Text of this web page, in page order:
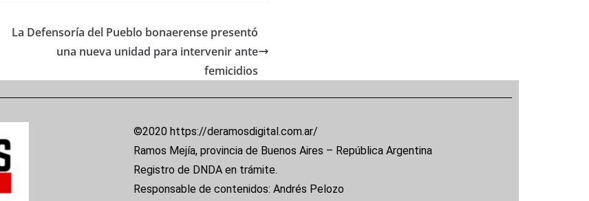
La Defensoría del Pueblo bonaerense presentó
una nueva unidad para intervenir ante
femicidios
©2020 https://deramosdigital.com.ar/
Ramos Mejía, provincia de Buenos Aires – República Argentina
Registro de DNDA en trámite.
Responsable de contenidos: Andrés Pelozo